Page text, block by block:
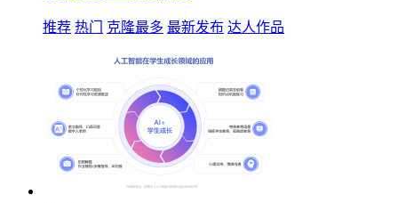
推荐 热门 克隆最多 最新发布 达人作品